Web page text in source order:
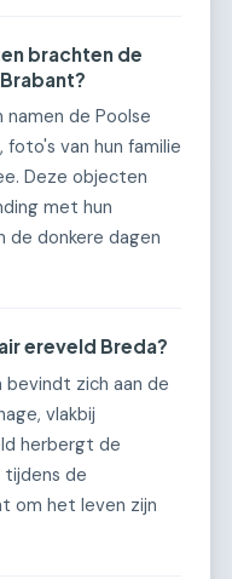
brachten de
namen de Poolse
foto's van hun familie
Deze objecten
met hun
de donkere dagen
ereveld Breda?
zich aan de
vlakbij
herbergt de
tijdens de
om het leven zijn